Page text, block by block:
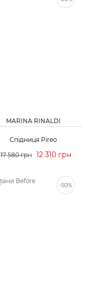
MARINA RINALDI
Спідниця Pireo
17 580 грн 12 310 грн
-50%